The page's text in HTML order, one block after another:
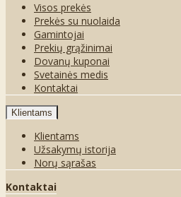
Visos prekės
Prekės su nuolaida
Gamintojai
Prekių grąžinimai
Dovanų kuponai
Svetainės medis
Kontaktai
Klientams
Klientams
Užsakymų istorija
Norų sąrašas
Kontaktai